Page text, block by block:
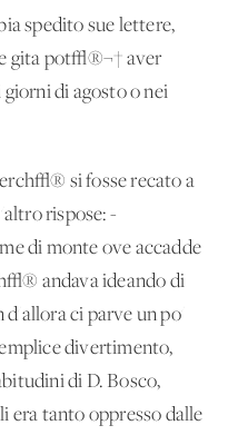
spedito sue lettere,
gita pot√®¬† aver
di agosto o nei
si fosse recato a
rispose: -
di monte ove accadde
andava ideando di
ci parve un po'
divertimento,
di D. Bosco,
era tanto oppresso dalle